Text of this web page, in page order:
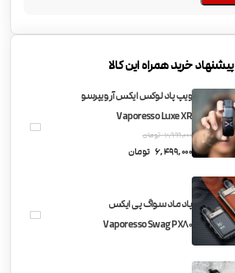
پیشنهاد خرید همراه این کالا
ویپ پاد لوکس ایکس آر ویپرسو
Vaporesso Luxe XR
6,999,000 تومان
6,499,000 تومان
پاد ماد سواگ پی ایکس
Vaporesso Swag PX80